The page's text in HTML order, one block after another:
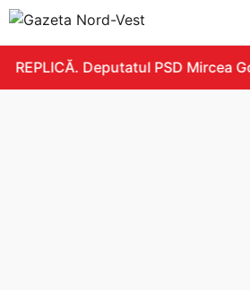
REPLICĂ. Deputatul PSD Mircea